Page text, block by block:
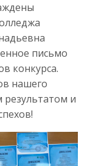
письмо
конкурса.
нашего
результатом и